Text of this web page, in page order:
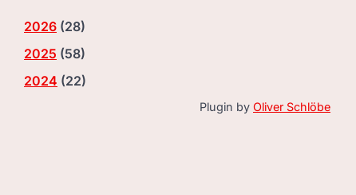
2026 (28)
2025 (58)
2024 (22)
Plugin by Oliver Schlöbe